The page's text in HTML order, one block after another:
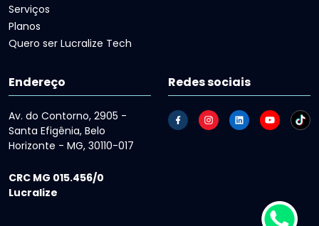
Serviços
Planos
Quero ser Lucralize Tech
Endereço
Av. do Contorno, 2905 -
Santa Efigênia, Belo
Horizonte - MG, 30110-017
CRC MG 015.456/0
Lucralize
Redes sociais